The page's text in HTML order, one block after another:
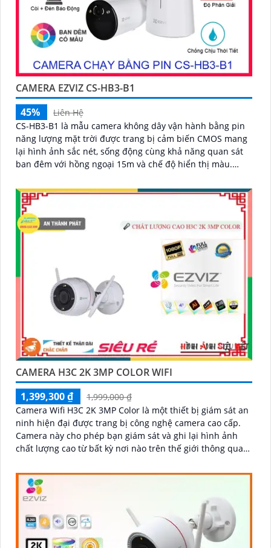
CAMERA EZVIZ CS-HB3-B1
45%
Liên Hệ
CS-HB3-B1 là mẫu camera không dây vận hành bằng pin
năng lượng mặt trời được trang bị cảm biến CMOS mang
lại hình ảnh sắc nét, sống động cùng khả năng quan sát
ban đêm với hồng ngoại 15m và chế độ hiển thị màu.
CAMERA H3C 2K 3MP COLOR WIFI
1,399,300 ₫
1,999,000 ₫
Camera Wifi H3C 2K 3MP Color là một thiết bị giám sát an
ninh hiện đại được trang bị công nghệ camera cao cấp.
Camera này cho phép bạn giám sát và ghi lại hình ảnh
chất lượng cao từ bất kỳ nơi nào trên thế giới thông qua